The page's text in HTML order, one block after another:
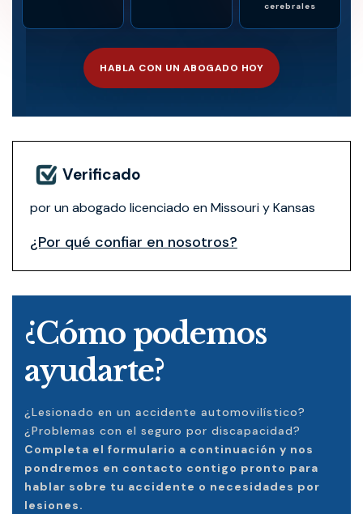
cerebrales
HABLA CON UN ABOGADO HOY
Verificado
por un abogado licenciado en Missouri y Kansas
¿Por qué confiar en nosotros?
¿Cómo podemos
ayudarte?
¿Lesionado en un accidente automovilístico?
¿Problemas con el seguro por discapacidad?
Completa el formulario a continuación y nos
pondremos en contacto contigo pronto para
hablar sobre tu accidente o necesidades por
lesiones.